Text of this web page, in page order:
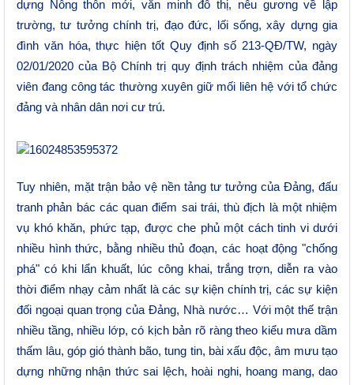
dựng Nông thôn mới, văn minh đô thị, nêu gương về lập
trường, tư tưởng chính trị, đạo đức, lối sống, xây dựng gia
đình văn hóa, thực hiện tốt Quy định số 213-QĐ/TW, ngày
02/01/2020 của Bộ Chính trị quy định trách nhiệm của đảng
viên đang công tác thường xuyên giữ mối liên hệ với tổ chức
đảng và nhân dân nơi cư trú.
Tuy nhiên, mặt trận bảo vệ nền tảng tư tưởng của Đảng, đấu
tranh phản bác các quan điểm sai trái, thù địch là một nhiệm
vụ khó khăn, phức tạp, được che phủ một cách tinh vi dưới
nhiều hình thức, bằng nhiều thủ đoạn, các hoạt động "chống
phá" có khi lẩn khuất, lúc công khai, trắng trợn, diễn ra vào
thời điểm nhạy cảm nhất là các sự kiện chính trị, các sự kiện
đối ngoại quan trọng của Đảng, Nhà nước… Với một thế trận
nhiều tầng, nhiều lớp, có kịch bản rõ ràng theo kiểu mưa dầm
thấm lâu, góp gió thành bão, tung tin, bài xấu độc, âm mưu tạo
dựng những nhận thức sai lệch, hoài nghi, hoang mang, dao